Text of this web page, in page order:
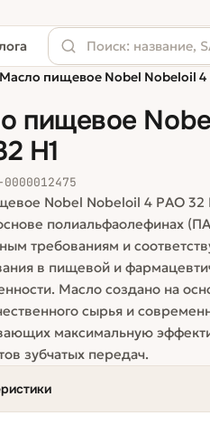
Масло пищевое Nobel Nobeloil 4
пищевое
H1
0000012475
Nobel Nobeloil 4 PAO 32
полиальфаолефинах
требованиям и
в пищевой и
Масло создано на
сырья и
максимальную
зубчатых передач.